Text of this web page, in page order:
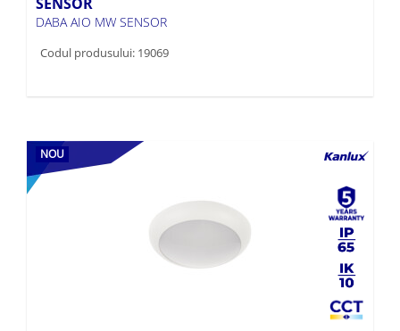
DABA AIO MW SENSOR
Codul produsului: 19069
NOU